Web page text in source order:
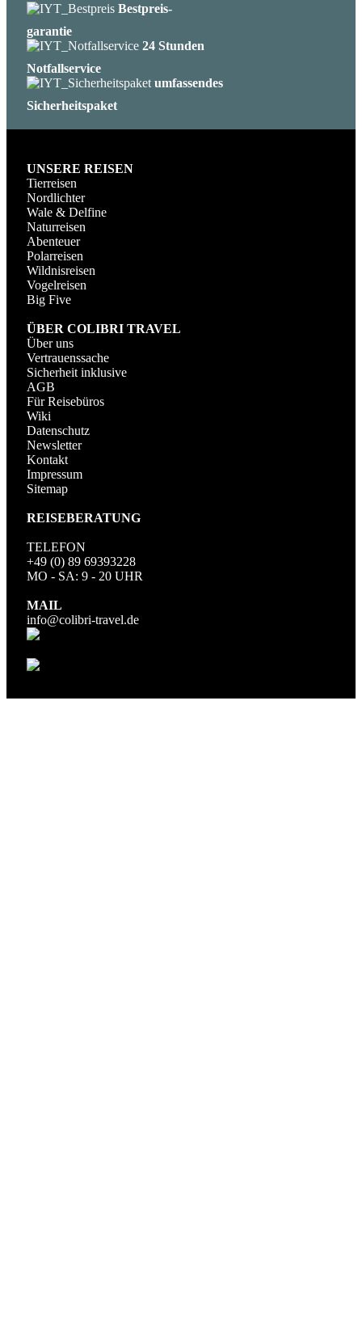
Bestpreis-
garantie
24 Stunden
Notfallservice
umfassendes
Sicherheitspaket
UNSERE REISEN
Tierreisen
Nordlichter
Wale & Delfine
Naturreisen
Abenteuer
Polarreisen
Wildnisreisen
Vogelreisen
Big Five
ÜBER COLIBRI TRAVEL
Über uns
Vertrauenssache
Sicherheit inklusive
AGB
Für Reisebüros
Wiki
Datenschutz
Newsletter
Kontakt
Impressum
Sitemap
REISEBERATUNG
TELEFON
+49 (0) 89 69393228
MO - SA: 9 - 20 UHR
MAIL
info@colibri-travel.de